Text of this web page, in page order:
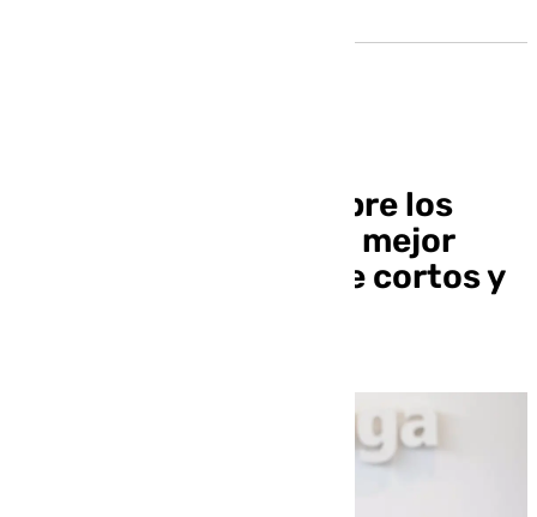
Francisco Salado, sobre los
avisos por DANA: «Es mejor
pasarse que quedarse cortos y